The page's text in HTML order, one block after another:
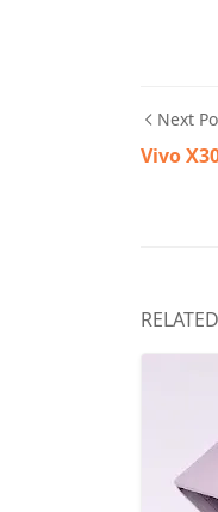
Next
Vivo